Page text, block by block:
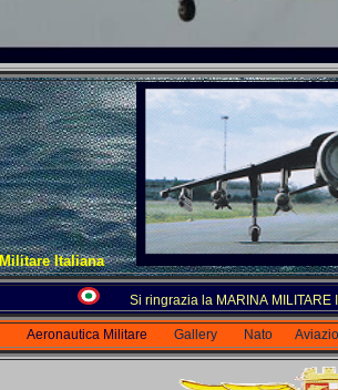
Italiana
Si ringrazia la MARINA
Aeronautica Militare Gallery Nato